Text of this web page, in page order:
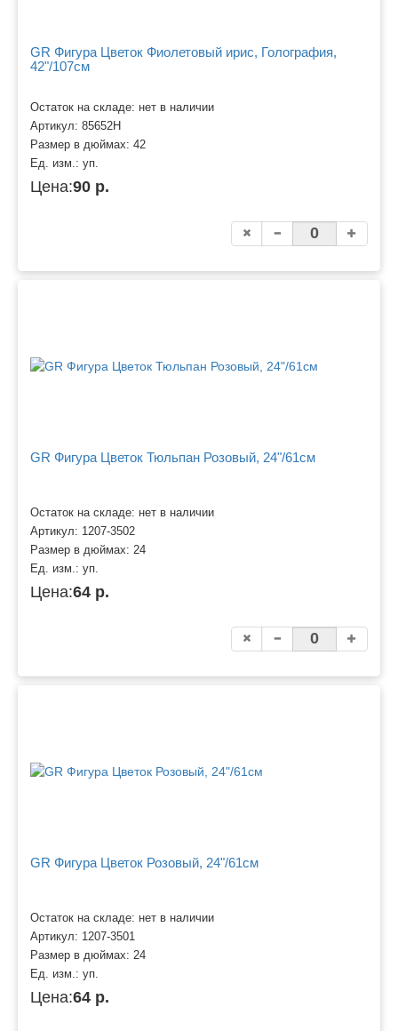
GR Фигура Цветок Фиолетовый ирис, Голография,
42"/107см
Остаток на складе: нет в наличии
Артикул: 85652H
Размер в дюймах: 42
Ед. изм.: уп.
Цена:90 р.
GR Фигура Цветок Тюльпан Розовый, 24"/61см
Остаток на складе: нет в наличии
Артикул: 1207-3502
Размер в дюймах: 24
Ед. изм.: уп.
Цена:64 р.
GR Фигура Цветок Розовый, 24"/61см
Остаток на складе: нет в наличии
Артикул: 1207-3501
Размер в дюймах: 24
Ед. изм.: уп.
Цена:64 р.